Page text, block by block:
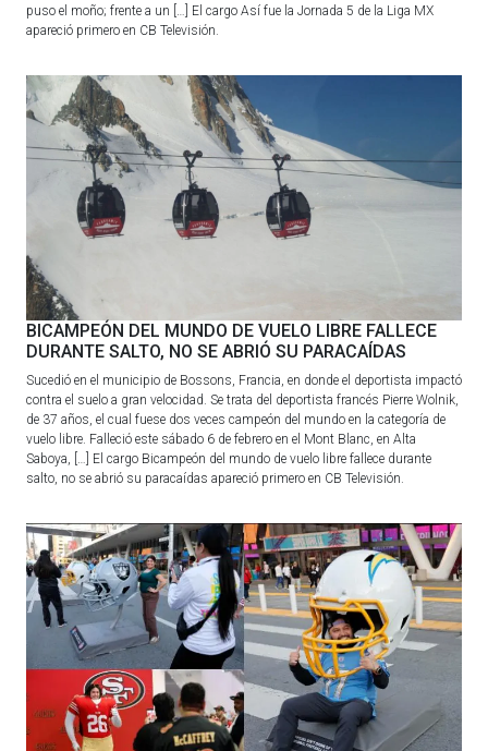
puso el moño; frente a un […] El cargo Así fue la Jornada 5 de la Liga MX
apareció primero en CB Televisión.
BICAMPEÓN DEL MUNDO DE VUELO LIBRE FALLECE
DURANTE SALTO, NO SE ABRIÓ SU PARACAÍDAS
Sucedió en el municipio de Bossons, Francia, en donde el deportista impactó
contra el suelo a gran velocidad. Se trata del deportista francés Pierre Wolnik,
de 37 años, el cual fuese dos veces campeón del mundo en la categoría de
vuelo libre. Falleció este sábado 6 de febrero en el Mont Blanc, en Alta
Saboya, […] El cargo Bicampeón del mundo de vuelo libre fallece durante
salto, no se abrió su paracaídas apareció primero en CB Televisión.